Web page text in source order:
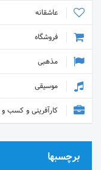
عاشقانه
فروشگاه
مذهبی
موسیقی
کارآفرینی و کسب و
برچسبها